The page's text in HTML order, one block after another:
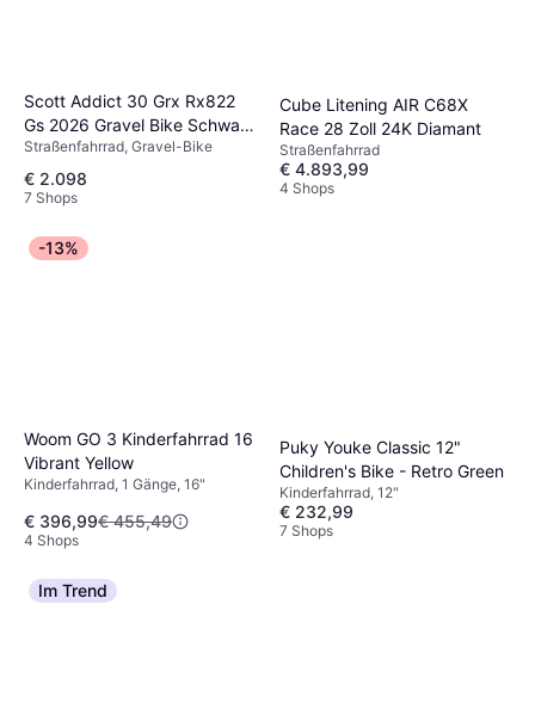
Scott Addict 30 Grx Rx822
Gs 2026 Gravel Bike Schwarz
Unisex, Herrenfahrrad,
Damenfahrrad
Straßenfahrrad, Gravel-Bike
€ 2.098
7 Shops
Cube Litening AIR C68X
Race 28 Zoll 24K Diamant
Straßenfahrrad
€ 4.893,99
4 Shops
-13%
Woom GO 3 Kinderfahrrad 16
Vibrant Yellow
Kinderfahrrad, 1 Gänge, 16"
€ 396,99€ 455,49
4 Shops
Puky Youke Classic 12"
Children's Bike - Retro Green
Kinderfahrrad, 12"
€ 232,99
7 Shops
Im Trend